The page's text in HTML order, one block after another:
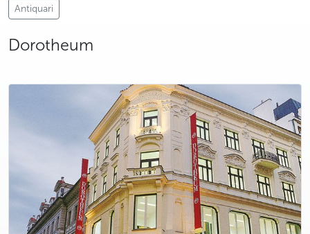
Antiquari
Dorotheum